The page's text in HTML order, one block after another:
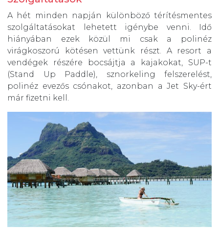
A hét minden napján különböző térítésmentes
szolgáltatásokat lehetett igénybe venni. Idő
hiányában ezek közül mi csak a polinéz
virágkoszorú kötésen vettünk részt. A resort a
vendégek részére bocsájtja a kajakokat, SUP-t
(Stand Up Paddle), sznorkeling felszerelést,
polinéz evezős csónakot, azonban a Jet Sky-ért
már fizetni kell.